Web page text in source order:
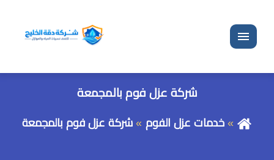
القائمة
شركة عزل فوم بالمجمعة
خدمات عزل الفوم شركة عزل فوم بالمجمعة